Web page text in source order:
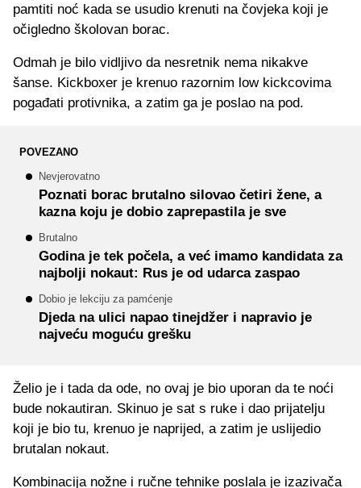
pamtiti noć kada se usudio krenuti na čovjeka koji je
očigledno školovan borac.
Odmah je bilo vidljivo da nesretnik nema nikakve
šanse. Kickboxer je krenuo razornim low kickcovima
pogađati protivnika, a zatim ga je poslao na pod.
POVEZANO
Nevjerovatno
Poznati borac brutalno silovao četiri žene, a
kazna koju je dobio zaprepastila je sve
Brutalno
Godina je tek počela, a već imamo kandidata za
najbolji nokaut: Rus je od udarca zaspao
Dobio je lekciju za pamćenje
Djeda na ulici napao tinejdžer i napravio je
najveću moguću grešku
Želio je i tada da ode, no ovaj je bio uporan da te noći
bude nokautiran. Skinuo je sat s ruke i dao prijatelju
koji je bio tu, krenuo je naprijed, a zatim je uslijedio
brutalan nokaut.
Kombinacija nožne i ručne tehnike poslala je izazivača